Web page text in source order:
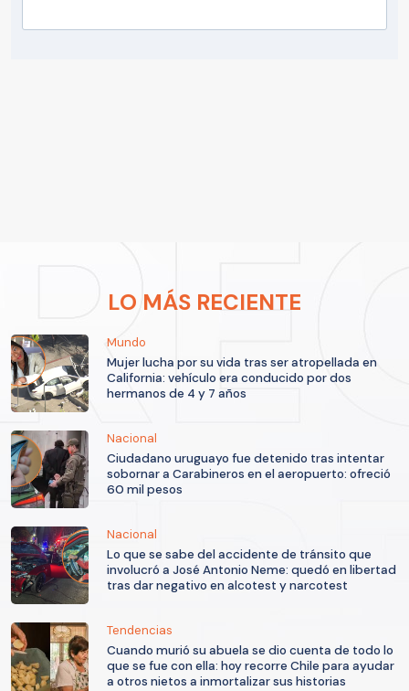
LO MÁS RECIENTE
Mundo
Mujer lucha por su vida tras ser atropellada en
California: vehículo era conducido por dos
hermanos de 4 y 7 años
Nacional
Ciudadano uruguayo fue detenido tras intentar
sobornar a Carabineros en el aeropuerto: ofreció
60 mil pesos
Nacional
Lo que se sabe del accidente de tránsito que
involucró a José Antonio Neme: quedó en libertad
tras dar negativo en alcotest y narcotest
Tendencias
Cuando murió su abuela se dio cuenta de todo lo
que se fue con ella: hoy recorre Chile para ayudar
a otros nietos a inmortalizar sus historias